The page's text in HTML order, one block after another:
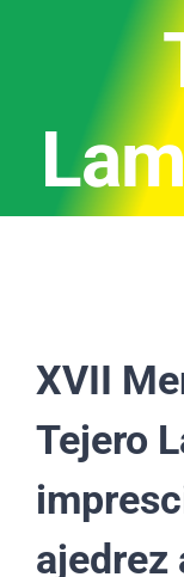
XVII
Tejero
ajedrez